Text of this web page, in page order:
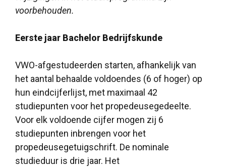
voorbehouden.
Eerste jaar Bachelor Bedrijfskunde
VWO-afgestudeerden starten, afhankelijk van
het aantal behaalde voldoendes (6 of hoger) op
hun eindcijferlijst, met maximaal 42
studiepunten voor het propedeusegedeelte.
Voor elk voldoende cijfer mogen zij 6
studiepunten inbrengen voor het
propedeusegetuigschrift. De nominale
studieduur is drie jaar. Het